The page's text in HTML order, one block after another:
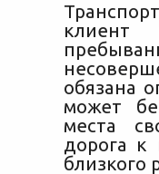
клиент
обязана
может
места
дорога к
близкого